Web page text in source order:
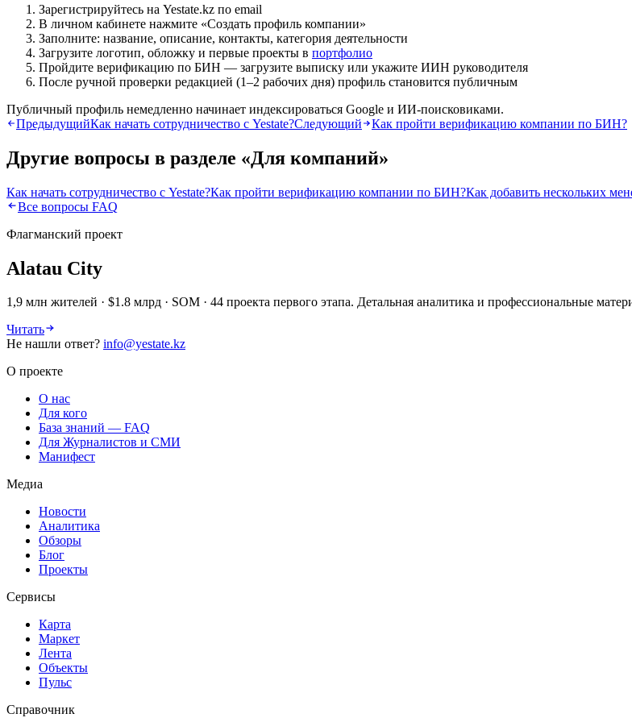
Зарегистрируйтесь на Yestate.kz по email
В личном кабинете нажмите «Создать профиль компании»
Заполните: название, описание, контакты, категория деятельности
Загрузите логотип, обложку и первые проекты в портфолио
Пройдите верификацию по БИН — загрузите выписку или укажите ИИН руководителя
После ручной проверки редакцией (1–2 рабочих дня) профиль становится публичным
Публичный профиль немедленно начинает индексироваться Google и ИИ-поисковиками.
ПредыдущийКак начать сотрудничество с Yestate?Следующий Как пройти верификацию компании по БИН?
Другие вопросы в разделе «Для компаний»
Как начать сотрудничество с Yestate?Как пройти верификацию компании по БИН?Как добавить нескольких
Все вопросы FAQ
Флагманский проект
Alatau City
1,9 млн жителей · $1.8 млрд · SOM · 44 проекта первого этапа. Детальная аналитика и профессиональные
Читать
Не нашли ответ? info@yestate.kz
О проекте
О нас
Для кого
База знаний — FAQ
Для Журналистов и СМИ
Манифест
Медиа
Новости
Аналитика
Обзоры
Блог
Проекты
Сервисы
Карта
Маркет
Лента
Объекты
Пульс
Справочник